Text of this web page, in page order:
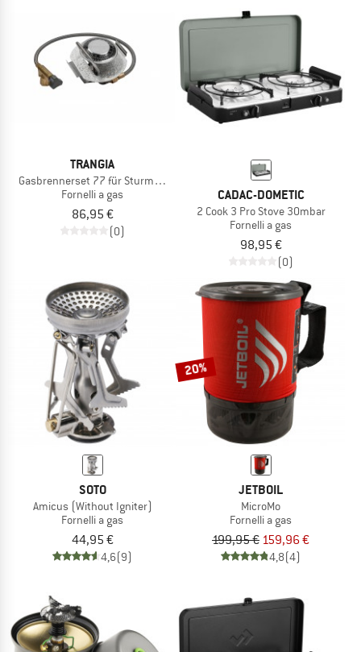
TRANGIA
Gasbrennerset 77 für Sturmkocher
Fornelli a gas
86,95 €
(0)
CADAC-DOMETIC
2 Cook 3 Pro Stove 30mbar
Fornelli a gas
98,95 €
(0)
SOTO
Amicus (Without Igniter)
Fornelli a gas
44,95 €
4,6(9)
20%
JETBOIL
MicroMo
Fornelli a gas
199,95 € 159,96 €
4,8(4)